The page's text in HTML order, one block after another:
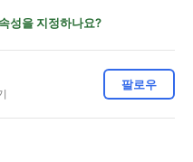
성을 지정하나요?
팔로우